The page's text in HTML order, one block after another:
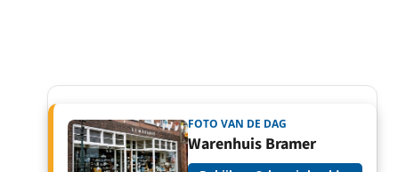
FOTO VAN DE DAG
Warenhuis Bramer